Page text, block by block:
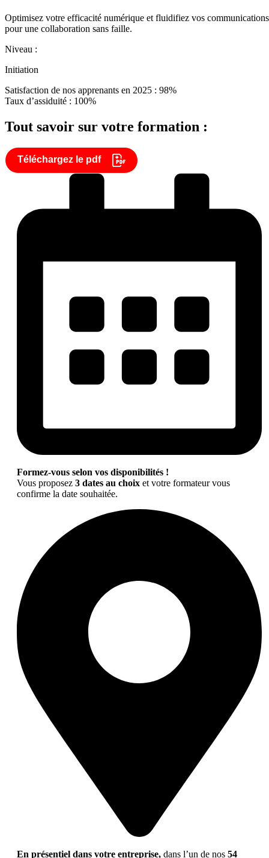
Optimisez votre efficacité numérique et fluidifiez vos communications
pour une collaboration sans faille.
Niveau :
Initiation
Satisfaction de nos apprenants en 2025 : 98%
Taux d’assiduité : 100%
Tout savoir sur votre formation :
Téléchargez le pdf
Formez-vous selon vos disponibilités !
Vous proposez 3 dates au choix et votre formateur vous
confirme la date souhaitée.
En présentiel dans votre entreprise, dans l’un de nos 54